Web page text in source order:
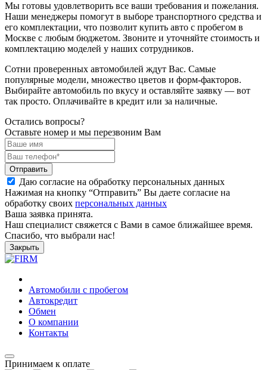
Мы готовы удовлетворить все ваши требования и пожелания.
Наши менеджеры помогут в выборе транспортного средства и
его комплектации, что позволит купить авто с пробегом в
Москве с любым бюджетом. Звоните и уточняйте стоимость и
комплектацию моделей у наших сотрудников.
Сотни проверенных автомобилей ждут Вас. Самые
популярные модели, множество цветов и форм-факторов.
Выбирайте автомобиль по вкусу и оставляйте заявку — вот
так просто. Оплачивайте в кредит или за наличные.
Остались вопросы?
Оставьте номер и мы перезвоним Вам
Отправить
Даю согласие на обработку персональных данных
Нажимая на кнопку “Отправить” Вы даете согласие на
обработку своих персональных данных
Ваша заявка принята.
Наш специалист свяжется с Вами в самое ближайшее время.
Спасибо, что выбрали нас!
Закрыть
Автомобили с пробегом
Автокредит
Обмен
О компании
Контакты
Принимаем к оплате